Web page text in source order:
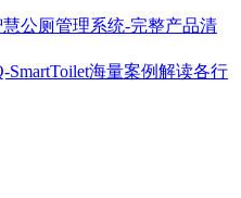
公厕管理系统-完整产品清
海量案例解读各行